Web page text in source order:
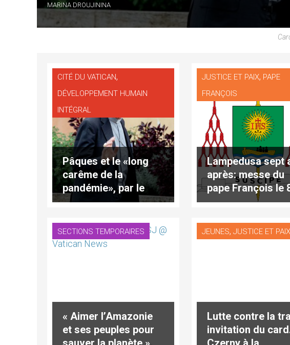
MARINA DROUJININA
CITÉ DU VATICAN,
DÉVELOPPEMENT HUMAIN
INTÉGRAL
Pâques et le «long
carême de la
pandémie», par le
card. Czerny
JUSTICE ET PAIX, PAPE
FRANÇOIS
Lampedusa sept
après: messe du
pape François le
juillet 2020
SECTIONS TEMPORAIRES
« Aimer l’Amazonie
et ses peuples pour
JEUNES,JUSTICE ET PAIX
Lutte contre la
invitation du